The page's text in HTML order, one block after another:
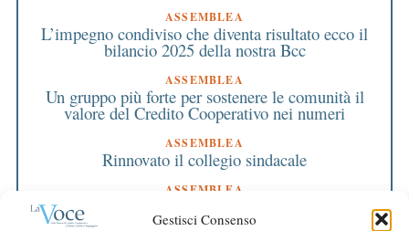
Gestisci Consenso
ASSEMBLEA
L’impegno condiviso che diventa risultato ecco il
bilancio 2025 della nostra Bcc
ASSEMBLEA
Un gruppo più forte per sostenere le comunità il
valore del Credito Cooperativo nei numeri
ASSEMBLEA
Rinnovato il collegio sindacale
ASSEMBLEA
Bilancio approvato all’unanimità e 2 milioni
destinati al territorio